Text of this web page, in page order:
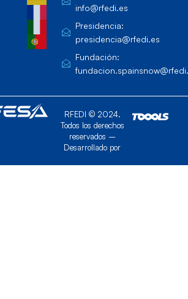
info@rfedi.es
Presidencia:
presidencia@rfedi.es
Fundación:
RFEDI © 2024.
Todos los derechos
reservados –
Desarrollado por